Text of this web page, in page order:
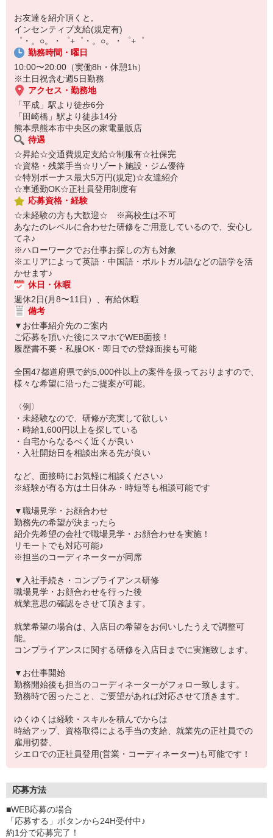
【スマホ面接実施中】
￣￣￣￣￣￣￣￣￣
自宅に居ながらスマホでカンタン面接OK！
オンライン面談なのでスピード対応。
お友達を紹介頂くと,
インセンティブ支給(規定有)
゜・。○。・゜+゜・。○。・゜+゜
勤務時間・曜日
10:00〜20:00（実働8h・休憩1h）
※土日祝含む週5日勤務
アクセス・勤務地
「平成」駅より徒歩6分
「田崎橋」駅より徒歩14分
熊本県熊本市中央区の家電量販店
待遇
☆昇給☆交通費規定支給☆制服有☆社保完
☆資格・残業手当☆リゾート施設・ジム優待
☆特別ボーナス最大5万円(規定)☆友達紹介
☆車通勤OK☆正社員登用制度有
応募資格・経験
☆未経験の方も大歓迎☆ ※高校生は不可
あなたのレベルに合わせた研修をご用意しているので、安心し
てネ♪
※ハローワークでお仕事お探しの方も対象
※エリアによって英語・中国語・ポルトガル語などの語学を活
かせます♪
休日・休暇
週休2日(月8〜11日）、有給休暇
備考
▼お仕事紹介先のご案内
ご応募を頂いた後にスマホでWEB面接！
履歴書不要・私服OK・即日での登録面接も可能
全国47都道府県で約5,000件以上の案件を扱っておりますので、
様々な希望に沿ったご提案が可能。
〈例〉
・未経験なので、研修が充実して欲しい
・時給1,600円以上を探している
・自宅からなるべく近くが良い
・入社開始日を相談出来る先が良い
など、面接時にお気軽に相談ください♪
※経験が有る方は土日休み・時短等も相談可能です
▼職場見学・お顔合わせ
勤務先の希望が決まったら
紹介先希望の会社で職場見学・お顔合わせを実施！
リモートでも対応可能♪
※担当のコーディネーターが同席
▼入社手続き・コンプライアンス研修
職場見学・お顔合わせを行った後
就業意思の確認をさせて頂きます。
就業希望の場合は、入店日の希望をお伺いしたうえで調整可
能。
コンプライアンスに関する研修を入店日までに実施致します。
▼お仕事開始
勤務開始後も担当のコーディネーターがフォロー致します。
勤務時で困ったこと、ご要望があれば対応させて頂きます。
ゆくゆくは経験・スキルを積んでからは
時給アップ、資格取得による手当の支給、就業先の正社員での
雇用切替、
シエロでの正社員登用(営業・コーディネーター)も可能です！
応募方法
■WEB応募の場合
「応募する」ボタンから24H受付中♪
約1分で応募完了！